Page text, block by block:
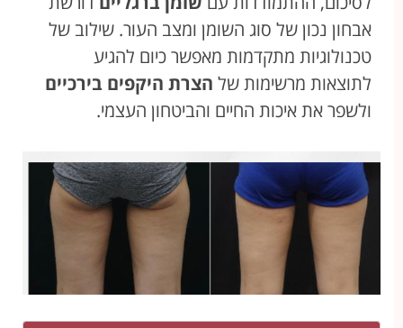
אבחון נכון של סוג השומן ומצב העור. שילוב של
טכנולוגיות מתקדמות מאפשר כיום להגיע
לתוצאות מרשימות שלהצרת היקפים בירכיים
ולשפר את איכות החיים והביטחון העצמי.